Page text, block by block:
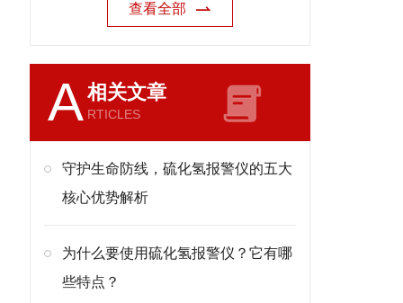
查看全部
A相关文章
RTICLES
守护生命防线，硫化氢报警仪的五大
核心优势解析
为什么要使用硫化氢报警仪？它有哪
些特点？